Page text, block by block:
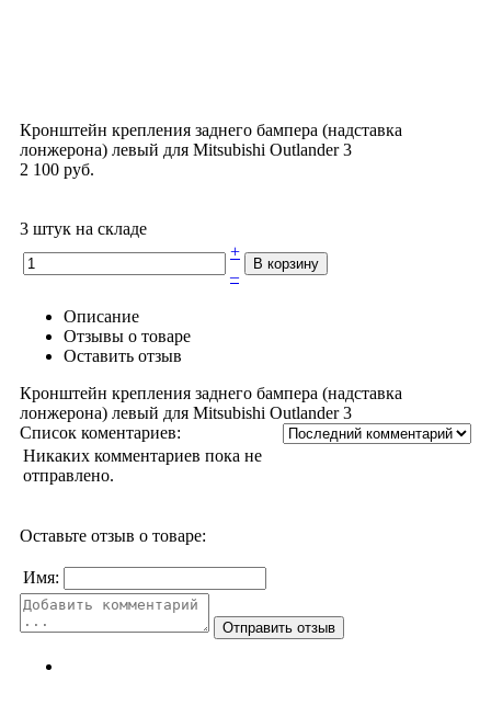
Кронштейн крепления заднего бампера (надставка
лонжерона) левый для Mitsubishi Outlander 3
2 100 руб.
3 штук на складе
+
–
Описание
Отзывы о товаре
Оставить отзыв
Кронштейн крепления заднего бампера (надставка
лонжерона) левый для Mitsubishi Outlander 3
Список коментариев:
Никаких комментариев пока не
отправлено.
Оставьте отзыв о товаре:
Имя: